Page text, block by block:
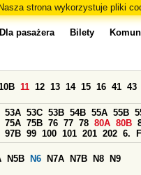
Nasza strona wykorzystuje pliki
Dla pasażera Bilety
11 12 13 14 15 16 41 43
53A 53C 53B 54B 55A 55B
75A 75B 76 77 78 80A 80B
97B 99 100 101 201 202 6.
N5B N6 N7A N7B N8 N9